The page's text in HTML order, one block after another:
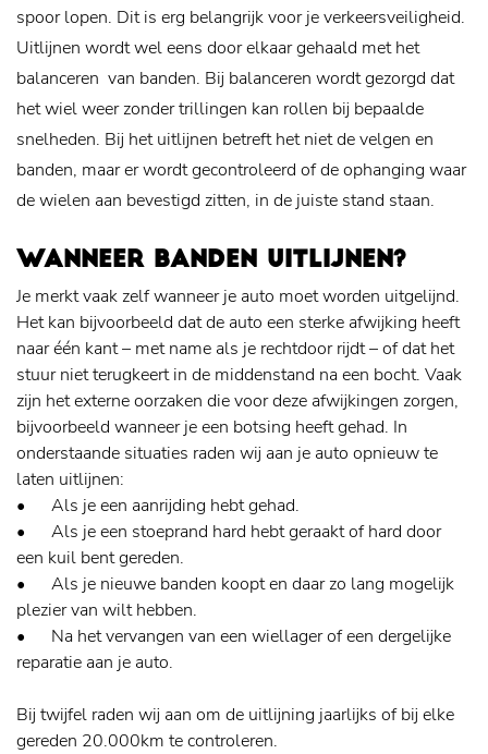
spoor lopen. Dit is erg belangrijk voor je verkeersveiligheid.
Uitlijnen wordt wel eens door elkaar gehaald met het
balanceren van banden. Bij balanceren wordt gezorgd dat
het wiel weer zonder trillingen kan rollen bij bepaalde
snelheden. Bij het uitlijnen betreft het niet de velgen en
banden, maar er wordt gecontroleerd of de ophanging waar
de wielen aan bevestigd zitten, in de juiste stand staan.
WANNEER BANDEN UITLIJNEN?
Je merkt vaak zelf wanneer je auto moet worden uitgelijnd.
Het kan bijvoorbeeld dat de auto een sterke afwijking heeft
naar één kant – met name als je rechtdoor rijdt – of dat het
stuur niet terugkeert in de middenstand na een bocht. Vaak
zijn het externe oorzaken die voor deze afwijkingen zorgen,
bijvoorbeeld wanneer je een botsing heeft gehad. In
onderstaande situaties raden wij aan je auto opnieuw te
laten uitlijnen:
•
Als je een aanrijding hebt gehad.
•
Als je een stoeprand hard hebt geraakt of hard door
een kuil bent gereden.
•
Als je nieuwe banden koopt en daar zo lang mogelijk
plezier van wilt hebben.
•
Na het vervangen van een wiellager of een dergelijke
reparatie aan je auto.
Bij twijfel raden wij aan om de uitlijning jaarlijks of bij elke
gereden 20.000km te controleren.